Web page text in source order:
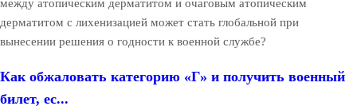
между атопическим дерматитом и очаговым атопическим
дерматитом с лихенизацией может стать глобальной при
вынесении решения о годности к военной службе?
Как обжаловать категорию «Г» и получить военный
билет, ес...